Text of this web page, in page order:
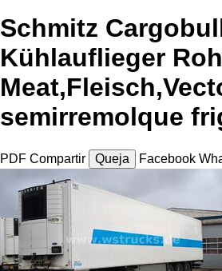
Schmitz
Kühlauflieger
semirremolque
PDF Compartir Queja Facebook